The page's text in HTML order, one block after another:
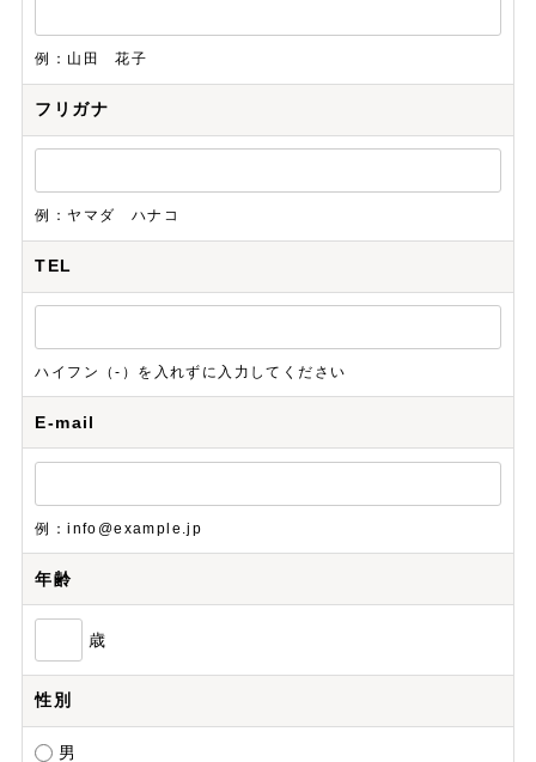
例：山田 花子
フリガナ
例：ヤマダ ハナコ
TEL
ハイフン（-）を入れずに入力してください
E-mail
例：info@example.jp
年齢
歳
性別
男